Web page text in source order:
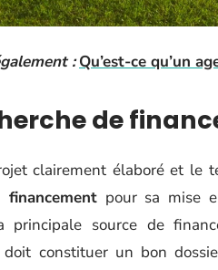
: Qu’est-ce qu’un
de
clairement élaboré et le
financementpour sa mise
principale source de
doit constituer un bon